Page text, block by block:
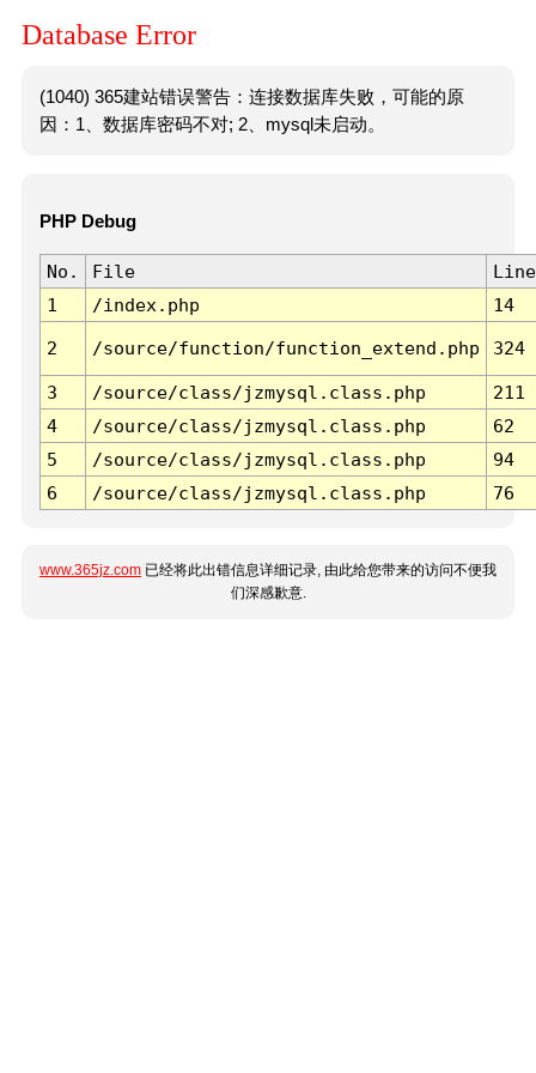
Database Error
(1040) 365建站错误警告：连接数据库失败，可能的原
因：1、数据库密码不对; 2、mysql未启动。
PHP Debug
No. File
Line
1
/index.php 14
2 /source/function/function_extend.php 324
3 /source/class/jzmysql.class.php
211
4
/source/class/jzmysql.class.php
62
5
/source/class/jzmysql.class.php
94
6
/source/class/jzmysql.class.php 76
www.365jz.com 已经将此出错信息详细记录, 由此给您带来的访问不便我
们深感歉意.